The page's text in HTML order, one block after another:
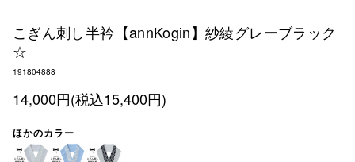
こぎん刺し半衿【annKogin】紗綾グレーブラック
☆
191804888
14,000円(税込15,400円)
ほかのカラー